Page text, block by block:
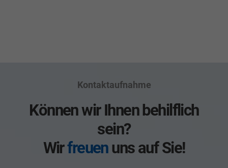
Kontaktaufnahme
Können wir Ihnen behilflich
sein?
Wirfreuenuns auf Sie!